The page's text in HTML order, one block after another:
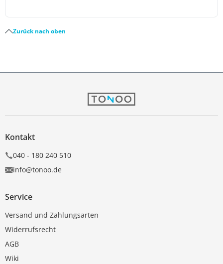
Zurück nach oben
Kontakt
040 - 180 240 510
info@tonoo.de
Service
Versand und Zahlungsarten
Widerrufsrecht
AGB
Wiki